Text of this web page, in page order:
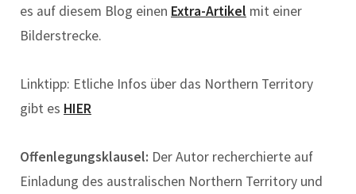
es auf diesem Blog einen Extra-Artikel mit einer
Bilderstrecke.
Linktipp: Etliche Infos über das Northern Territory
gibt es HIER
Offenlegungsklausel: Der Autor recherchierte auf
Einladung des australischen Northern Territory und